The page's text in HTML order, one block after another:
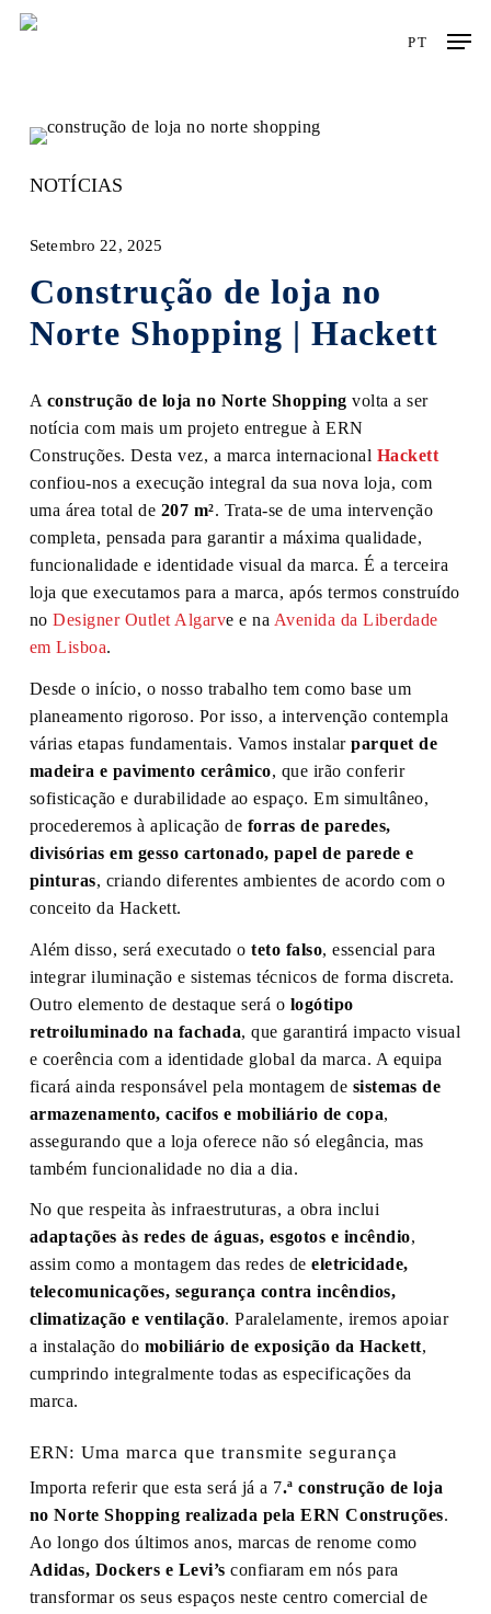
Skip
PT
NOTÍCIAS
Setembro 22, 2025
Construção de loja no
Norte Shopping | Hackett
A construção de loja no Norte Shopping volta a ser
notícia com mais um projeto entregue à ERN
Construções. Desta vez, a marca internacional Hackett
confiou-nos a execução integral da sua nova loja, com
uma área total de 207 m². Trata-se de uma intervenção
completa, pensada para garantir a máxima qualidade,
funcionalidade e identidade visual da marca. É a terceira
loja que executamos para a marca, após termos construído
no Designer Outlet Algarve e na Avenida da Liberdade
em Lisboa.
Desde o início, o nosso trabalho tem como base um
planeamento rigoroso. Por isso, a intervenção contempla
várias etapas fundamentais. Vamos instalarparquet de
madeira e pavimento cerâmico, que irão conferir
sofisticação e durabilidade ao espaço. Em simultâneo,
procederemos à aplicação de forras de paredes,
divisórias em gesso cartonado, papel de parede e
pinturas, criando diferentes ambientes de acordo com o
conceito da Hackett.
Além disso, será executado oteto falso, essencial para
integrar iluminação e sistemas técnicos de forma discreta.
Outro elemento de destaque será o logótipo
retroiluminado na fachada, que garantirá impacto visual
e coerência com a identidade global da marca. A equipa
ficará ainda responsável pela montagem de sistemas de
armazenamento, cacifos e mobiliário de copa,
assegurando que a loja oferece não só elegância, mas
também funcionalidade no dia a dia.
No que respeita às infraestruturas, a obra inclui
adaptações às redes de águas, esgotos e incêndio,
assim como a montagem das redes deeletricidade,
telecomunicações, segurança contra incêndios,
climatização e ventilação. Paralelamente, iremos apoiar
a instalação do mobiliário de exposição da Hackett,
cumprindo integralmente todas as especificações da
marca.
ERN: Uma marca que transmite segurança
Importa referir que esta será já a 7.ª construção de loja
no Norte Shopping realizada pela ERN Construções.
Ao longo dos últimos anos, marcas de renome como
Adidas, Dockers e Levi’s confiaram em nós para
transformar os seus espaços neste centro comercial de